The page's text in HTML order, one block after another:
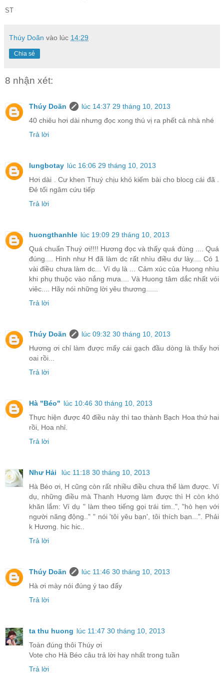
ST
Thúy Doãn vào lúc 14:29
Chia sẻ
8 nhận xét:
Thúy Doãn
lúc 14:37 29 tháng 10, 2013
40 chiêu hơi dài nhưng đọc xong thú vị ra phết cả nhà nhé
Trả lời
lungbotay lúc 16:06 29 tháng 10, 2013
Hơi dài . Cư khen Thuý chịu khó kiếm bài cho blocg cái đã .
Đẻ tối ngâm cứu tiếp
Trả lời
huongthanhle lúc 19:09 29 tháng 10, 2013
Quá chuẩn Thuý ơi!!!! Hương đọc và thấy quá đúng .... Quá
đúng.... Hình như H đã làm dc rất nhìu điều dư lày.... Có 1
vài điều chưa làm dc... Ví dụ là ... Cảm xúc của Huong nhìu
khi phụ thuộc vào nắng mưa.... Và Huong tâm dắc nhất vói
viêc.... Hãy nói những lời yêu thương......
Trả lời
Thúy Doãn
lúc 09:32 30 tháng 10, 2013
Hương ơi chỉ làm được mấy cái gạch đầu dòng là thấy hơi
oai rồi...
Trả lời
Hà "Béo" lúc 10:46 30 tháng 10, 2013
Thực hiện được 40 điều này thì tao thành Bạch Hoa thứ hai
rồi, Hoa nhỉ.
Trả lời
Như Hải
lúc 11:18 30 tháng 10, 2013
Hà Béo ơi, H cũng còn rất nhiều điều chưa thể làm được. Ví
dụ, những điều mà Thanh Hương làm được thì H còn khó
khăn lắm: Ví dụ " làm theo tiếng gọi trái tim..", "hò hẹn với
người năng động.." " nói 'tôi yêu bạn', tôi thích bạn...". Phải
k Hương. hic hic..
Trả lời
Thúy Doãn
lúc 11:46 30 tháng 10, 2013
Hà ơi mày nói đúng ý tao đấy
Trả lời
ta thu huong lúc 11:47 30 tháng 10, 2013
Toàn đúng thôi Thúy ơi
Vote cho Hà Béo câu trả lời hay nhất trong tuần
Trả lời